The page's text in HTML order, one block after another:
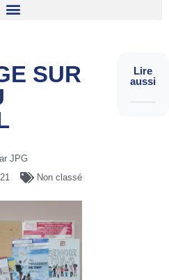
SUR
JPG
Non classé
Lire
aussi